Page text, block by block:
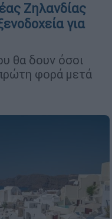
Ζηλανδίας
για
θα δουν όσοι
φορά μετά